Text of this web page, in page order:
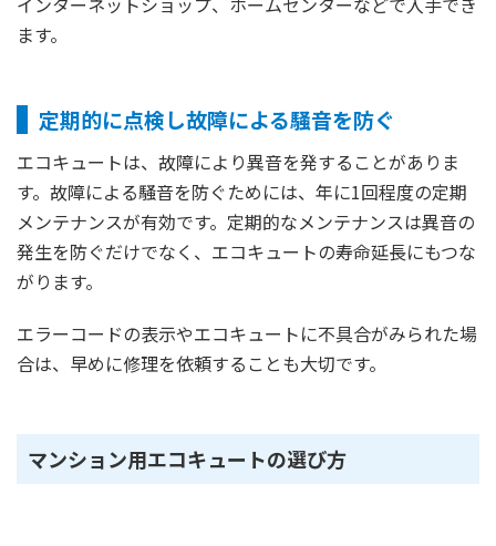
ます。
定期的に点検し故障による騒音を防ぐ
エコキュートは、故障により異音を発することがありま
す。故障による騒音を防ぐためには、年に1回程度の定期
メンテナンスが有効です。定期的なメンテナンスは異音の
発生を防ぐだけでなく、エコキュートの寿命延長にもつな
がります。
エラーコードの表示やエコキュートに不具合がみられた場
合は、早めに修理を依頼することも大切です。
マンション用エコキュートの選び方